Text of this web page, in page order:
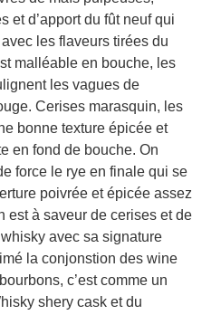
et d’apport du fût neuf qui
les flaveurs tirées du
malléable en bouche, les
les vagues de
Cerises marasquin, les
bonne texture épicée et
en fond de bouche. On
force le rye en finale qui se
poivrée et épicée assez
est à saveur de cerises et de
avec sa signature
la conjonstion des wine
c’est comme un
shery cask et du